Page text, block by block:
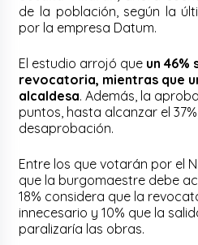
de la población, según la
por la empresa Datum.
El estudio arrojó que un 46%
revocatoria, mientras que
alcaldesa. Además, la
puntos, hasta alcanzar el
desaprobación.
Entre los que votarán por el
que la burgomaestre debe
18% considera que la
innecesario y 10% que la
paralizaría las obras.